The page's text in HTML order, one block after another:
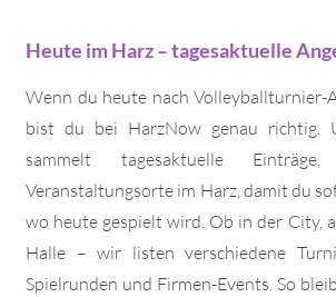
Heute im Harz – tagesaktuelle
Wenn du heute nach Volleyballturnier-
bist du bei HarzNow genau richtig.
sammelt tagesaktuelle
Veranstaltungsorte im Harz, damit du
wo heute gespielt wird. Ob in der City,
Halle – wir listen verschiedene
Spielrunden und Firmen-Events. So